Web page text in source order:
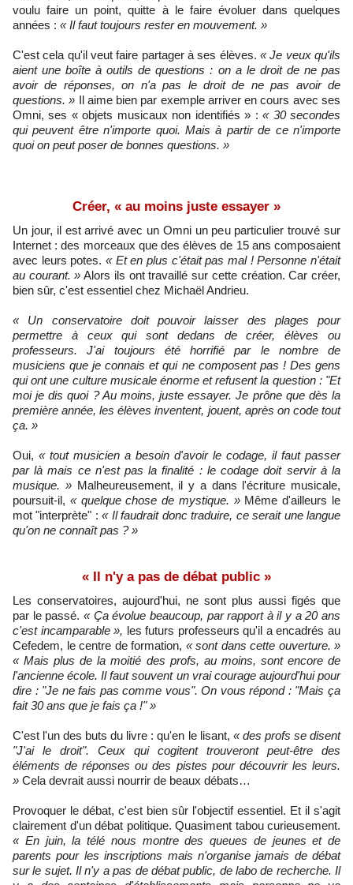
voulu faire un point, quitte à le faire évoluer dans quelques
années : « Il faut toujours rester en mouvement. »
C'est cela qu'il veut faire partager à ses élèves. « Je veux qu'ils
aient une boîte à outils de questions : on a le droit de ne pas
avoir de réponses, on n'a pas le droit de ne pas avoir de
questions. » Il aime bien par exemple arriver en cours avec ses
Omni, ses « objets musicaux non identifiés » :« 30 secondes
qui peuvent être n'importe quoi. Mais à partir de ce n'importe
quoi on peut poser de bonnes questions. »
Créer, « au moins juste essayer »
Un jour, il est arrivé avec un Omni un peu particulier trouvé sur
Internet : des morceaux que des élèves de 15 ans composaient
avec leurs potes. « Et en plus c'était pas mal ! Personne n'était
au courant. » Alors ils ont travaillé sur cette création. Car créer,
bien sûr, c'est essentiel chez Michaël Andrieu.
« Un conservatoire doit pouvoir laisser des plages pour
permettre à ceux qui sont dedans de créer, élèves ou
professeurs. J'ai toujours été horrifié par le nombre de
musiciens que je connais et qui ne composent pas ! Des gens
qui ont une culture musicale énorme et refusent la question : "Et
moi je dis quoi ? Au moins, juste essayer. Je prône que dès la
première année, les élèves inventent, jouent, après on code tout
ça. »
Oui, « tout musicien a besoin d'avoir le codage, il faut passer
par là mais ce n'est pas la finalité : le codage doit servir à la
musique. » Malheureusement, il y a dans l'écriture musicale,
poursuit-il, « quelque chose de mystique. » Même d'ailleurs le
mot "interprète" :« Il faudrait donc traduire, ce serait une langue
qu'on ne connaît pas ? »
« Il n'y a pas de débat public »
Les conservatoires, aujourd'hui, ne sont plus aussi figés que
par le passé. « Ça évolue beaucoup, par rapport à il y a 20 ans
c'est incamparable », les futurs professeurs qu'il a encadrés au
Cefedem, le centre de formation, « sont dans cette ouverture. »
« Mais plus de la moitié des profs, au moins, sont encore de
l'ancienne école. Il faut souvent un vrai courage aujourd'hui pour
dire : "Je ne fais pas comme vous". On vous répond : "Mais ça
fait 30 ans que je fais ça !" »
C'est l'un des buts du livre : qu'en le lisant, « des profs se disent
"J'ai le droit". Ceux qui cogitent trouveront peut-être des
éléments de réponses ou des pistes pour découvrir les leurs.
» Cela devrait aussi nourrir de beaux débats…
Provoquer le débat, c'est bien sûr l'objectif essentiel. Et il s'agit
clairement d'un débat politique. Quasiment tabou curieusement.
« En juin, la télé nous montre des queues de jeunes et de
parents pour les inscriptions mais n'organise jamais de débat
sur le sujet. Il n'y a pas de débat public, de labo de recherche. Il